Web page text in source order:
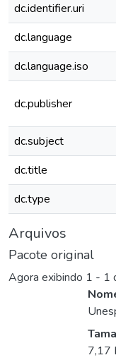
dc.identifier.uri
dc.language
dc.language.iso
dc.publisher
dc.subject
dc.title
dc.type
Arquivos
Pacote original
Agora exibindo 1 - 1
7,17